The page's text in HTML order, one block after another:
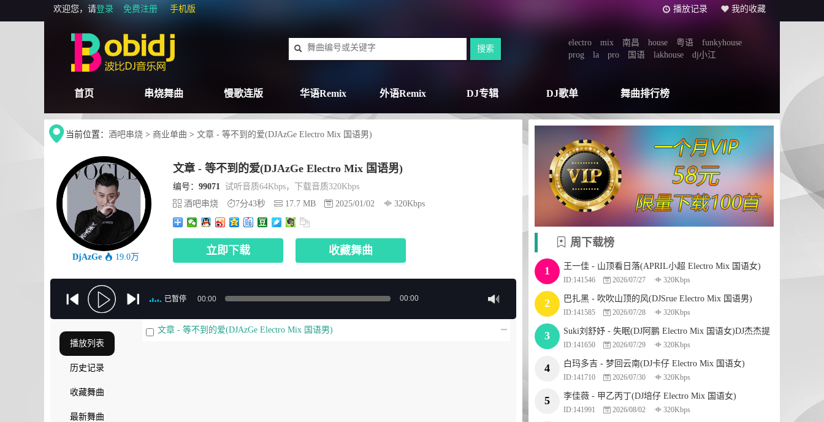
欢迎您，请登录 免费注册 手机版 播放记录 我的收藏
electro mix 南昌 house 粤语
funkyhouse
prog
la pro 国语 lakhouse dj小江
首页 串烧舞曲 慢歌连版 华语Remix 外语Remix DJ专辑 DJ歌单 舞曲排行榜
当前位置： 酒吧串烧 > 商业单曲 > 文章 - 等不到的爱(DJAzGe Electro Mix 国语男)
DjAzGe 19.0万
文章 - 等不到的爱(DJAzGe Electro Mix 国语男)
编号： 99071 试听音质64Kbps，下载音质320Kbps
酒吧串烧
7分43秒 17.7 MB 2025/01/02 320Kbps
立即下载 收藏舞曲
已暂停 00:00 00:00
播放列表
历史记录
收藏舞曲
最新舞曲
文章 - 等不到的爱(DJAzGe Electro Mix 国语男)
周下载榜
1 王一佳 - 山顶看日落(APRIL小超 Electro Mix 国语女)
ID:141546 2026/07/27 320Kbps
2 巴扎黑 - 吹吹山顶的风(DJSrue Electro Mix 国语男)
ID:141585 2026/07/28 320Kbps
3
Suki刘舒妤 - 失眠(DJ阿鹏 Electro Mix 国语女)DJ杰杰提
供
ID:141650 2026/07/29 320Kbps
4 白玛多吉 - 梦回云南(DJ卡仔 Electro Mix 国语女)
ID:141710 2026/07/30 320Kbps
5 李佳薇 - 甲乙丙丁(DJ培仔 Electro Mix 国语女)
ID:141991 2026/08/02 320Kbps